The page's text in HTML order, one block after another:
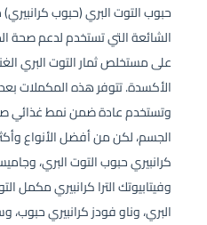
حبوب التوت البري (حبوب
الشائعة التي تستخدم لدعم صحة
على مستخلص ثمار التوت البري
الأكسدة. تتوفر هذه المكملات
وتستخدم عادة ضمن نمط
الجسم، لكن من أفضل الأنواع
كرانبيري حبوب التوت البري،
وفيتابيوتك الترا كرانبيري مكمل
البري، وناو فودز كرانبيري